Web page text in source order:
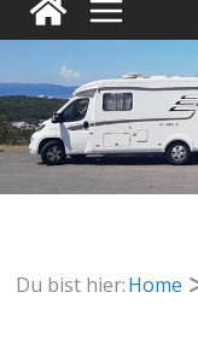
Du bist hier:Home